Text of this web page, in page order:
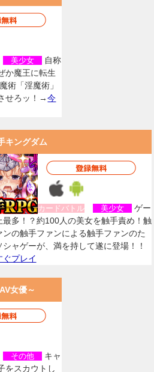
美少女
自称
か魔王に転生
術「淫魔術」
せろッ！→今
キングダム
カードバトル 美少女
ゲー
最多！？約100人の美女を触手責め！触
ンの触手ファンによる触手ファンのた
シャゲーが、満を持して遂に登場！！
ぐプレイ
女優～
その他
キャ
をスカウトし